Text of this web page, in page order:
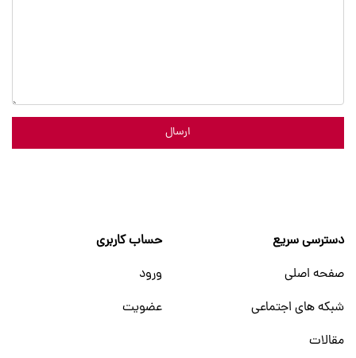
ارسال
دسترسی سریع
صفحه اصلی
شبکه های اجتماعی
مقالات
حساب کاربری
ورود
عضویت